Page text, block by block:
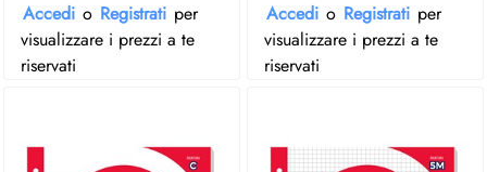
Accedi o Registrati per
visualizzare i prezzi a te
riservati
Accedi o Registrati per
visualizzare i prezzi a te
riservati